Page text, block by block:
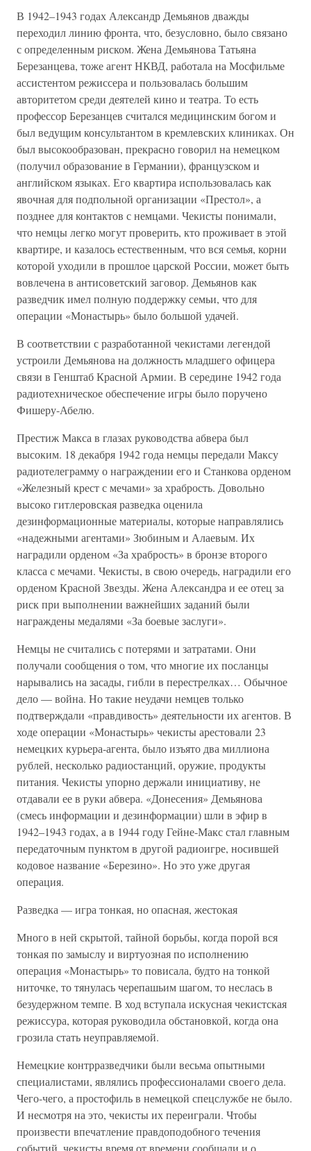
В 1942–1943 годах Александр Демьянов дважды
переходил линию фронта, что, безусловно, было связано
с определенным риском. Жена Демьянова Татьяна
Березанцева, тоже агент НКВД, работала на Мосфильме
ассистентом режиссера и пользовалась большим
авторитетом среди деятелей кино и театра. То есть
профессор Березанцев считался медицинским богом и
был ведущим консультантом в кремлевских клиниках. Он
был высокообразован, прекрасно говорил на немецком
(получил образование в Германии), французском и
английском языках. Его квартира использовалась как
явочная для подпольной организации «Престол», а
позднее для контактов с немцами. Чекисты понимали,
что немцы легко могут проверить, кто проживает в этой
квартире, и казалось естественным, что вся семья, корни
которой уходили в прошлое царской России, может быть
вовлечена в антисоветский заговор. Демьянов как
разведчик имел полную поддержку семьи, что для
операции «Монастырь» было большой удачей.
В соответствии с разработанной чекистами легендой
устроили Демьянова на должность младшего офицера
связи в Генштаб Красной Армии. В середине 1942 года
радиотехническое обеспечение игры было поручено
Фишеру-Абелю.
Престиж Макса в глазах руководства абвера был
высоким. 18 декабря 1942 года немцы передали Максу
радиотелеграмму о награждении его и Станкова орденом
«Железный крест с мечами» за храбрость. Довольно
высоко гитлеровская разведка оценила
дезинформационные материалы, которые направлялись
«надежными агентами» Зюбиным и Алаевым. Их
наградили орденом «За храбрость» в бронзе второго
класса с мечами. Чекисты, в свою очередь, наградили его
орденом Красной Звезды. Жена Александра и ее отец за
риск при выполнении важнейших заданий были
награждены медалями «За боевые заслуги».
Немцы не считались с потерями и затратами. Они
получали сообщения о том, что многие их посланцы
нарывались на засады, гибли в перестрелках… Обычное
дело — война. Но такие неудачи немцев только
подтверждали «правдивость» деятельности их агентов. В
ходе операции «Монастырь» чекисты арестовали 23
немецких курьера-агента, было изъято два миллиона
рублей, несколько радиостанций, оружие, продукты
питания. Чекисты упорно держали инициативу, не
отдавали ее в руки абвера. «Донесения» Демьянова
(смесь информации и дезинформации) шли в эфир в
1942–1943 годах, а в 1944 году Гейне-Макс стал главным
передаточным пунктом в другой радиоигре, носившей
кодовое название «Березино». Но это уже другая
операция.
Разведка — игра тонкая, но опасная, жестокая
Много в ней скрытой, тайной борьбы, когда порой вся
тонкая по замыслу и виртуозная по исполнению
операция «Монастырь» то повисала, будто на тонкой
ниточке, то тянулась черепашьим шагом, то неслась в
безудержном темпе. В ход вступала искусная чекистская
режиссура, которая руководила обстановкой, когда она
грозила стать неуправляемой.
Немецкие контрразведчики были весьма опытными
специалистами, являлись профессионалами своего дела.
Чего-чего, а простофиль в немецкой спецслужбе не было.
И несмотря на это, чекисты их переиграли. Чтобы
произвести впечатление правдоподобного течения
событий, чекисты время от времени сообщали и о